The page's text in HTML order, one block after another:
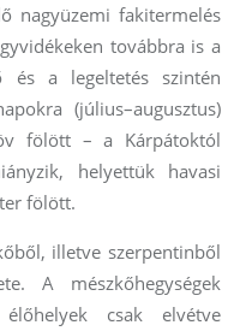
nagyüzemi fakitermelés
továbbra is a
és a legeltetés szintén
(július–augusztus)
fölött – a Kárpátoktól
helyettük havasi
fölött.
illetve szerpentinből
A mészkőhegységek
csak elvétve